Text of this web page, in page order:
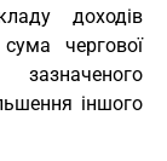
доходів
чергової
іншого